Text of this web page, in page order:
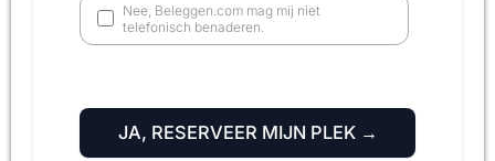
Nee, Beleggen.com mag mij niet
telefonisch benaderen.
JA, RESERVEER MIJN PLEK →